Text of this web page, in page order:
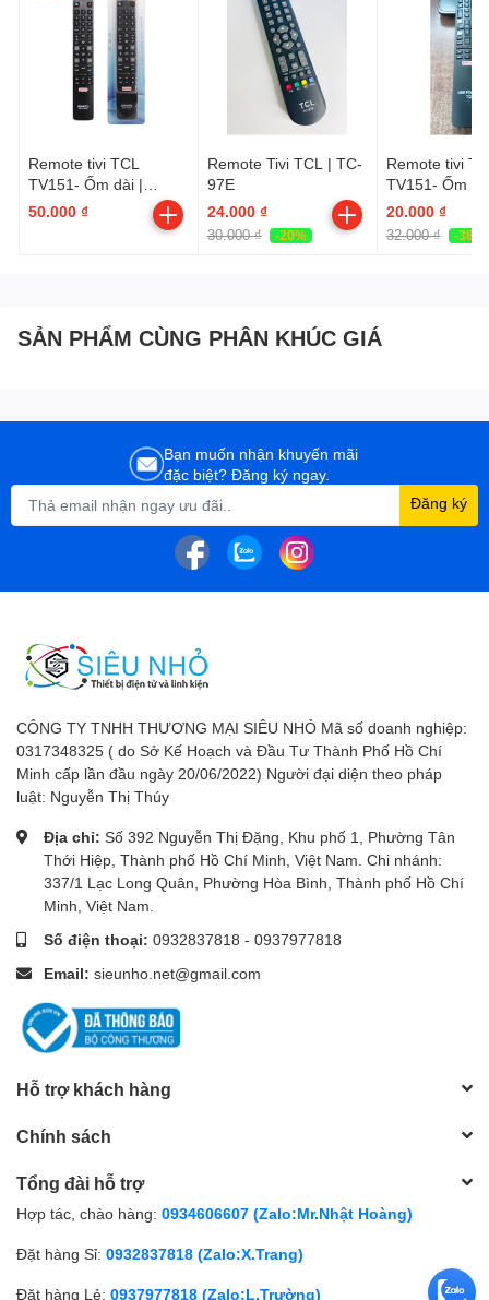
Remote tivi TCL
TV151- Ốm dài |
Netflix có hộp HUAYU
50.000 ₫
Remote Tivi TCL | TC-
97E
24.000 ₫
30.000 ₫ -20%
Remote tivi
TV151- Ốm dài |
Netflix | Loại
20.000 ₫
32.000 ₫ -38%
SẢN PHẨM CÙNG PHÂN KHÚC GIÁ
Bạn muốn nhận khuyến mãi
đặc biệt? Đăng ký ngay.
Đăng ký
CÔNG TY TNHH THƯƠNG MẠI SIÊU NHỎ Mã số doanh nghiệp:
0317348325 ( do Sở Kế Hoạch và Đầu Tư Thành Phố Hồ Chí
Minh cấp lần đầu ngày 20/06/2022) Người đại diện theo pháp
luật: Nguyễn Thị Thúy
Địa chỉ: Số 392 Nguyễn Thị Đặng, Khu phố 1, Phường Tân
Thới Hiệp, Thành phố Hồ Chí Minh, Việt Nam. Chi nhánh:
337/1 Lạc Long Quân, Phường Hòa Bình, Thành phố Hồ Chí
Minh, Việt Nam.
Số điện thoại: 0932837818 - 0937977818
Email: sieunho.net@gmail.com
Hỗ trợ khách hàng
Chính sách
Tổng đài hỗ trợ
Hợp tác, chào hàng: 0934606607 (Zalo:Mr.Nhật Hoàng)
Đặt hàng Sỉ: 0932837818 (Zalo:X.Trang)
Đặt hàng Lẻ: 0937977818 (Zalo:L.Trường)